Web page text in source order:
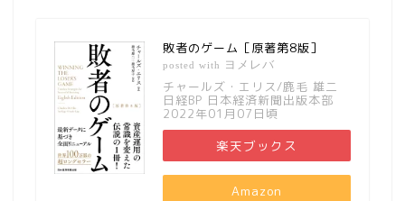
敗者のゲーム［原著第8版］
posted with ヨメレバ
チャールズ・エリス/鹿毛 雄二
日経BP 日本経済新聞出版本部
2022年01月07日頃
楽天ブックス
Amazon